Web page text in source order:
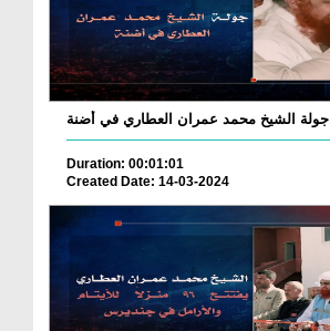
جولة الشيخ محمد عمران العطاري في أضنة
Duration: 00:01:01
Created Date: 14-03-2024